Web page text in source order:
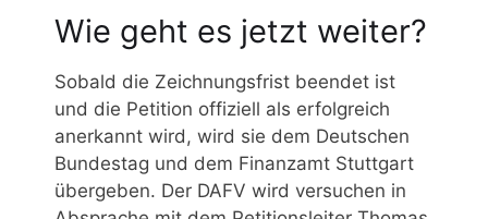
Wie geht es jetzt weiter?
Sobald die Zeichnungsfrist beendet ist
und die Petition offiziell als erfolgreich
anerkannt wird, wird sie dem Deutschen
Bundestag und dem Finanzamt Stuttgart
übergeben. Der DAFV wird versuchen in